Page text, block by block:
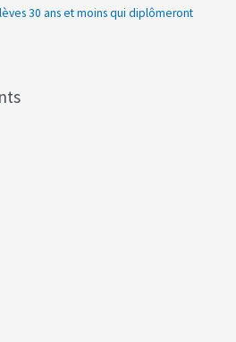
30 ans et moins qui diplômeront